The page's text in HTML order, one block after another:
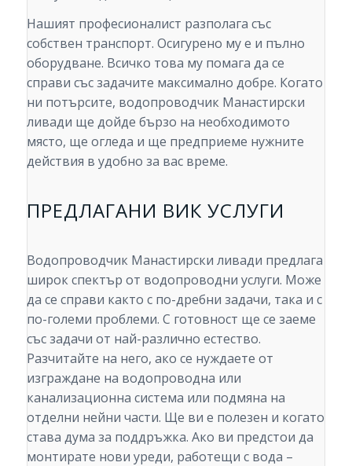
Нашият професионалист разполага със
собствен транспорт. Осигурено му е и пълно
оборудване. Всичко това му помага да се
справи със задачите максимално добре. Когато
ни потърсите, водопроводчик Манастирски
ливади ще дойде бързо на необходимото
място, ще огледа и ще предприеме нужните
действия в удобно за вас време.
ПРЕДЛАГАНИ ВИК УСЛУГИ
Водопроводчик Манастирски ливади предлага
широк спектър от водопроводни услуги. Може
да се справи както с по-дребни задачи, така и с
по-големи проблеми. С готовност ще се заеме
със задачи от най-различно естество.
Разчитайте на него, ако се нуждаете от
изграждане на водопроводна или
канализационна система или подмяна на
отделни нейни части. Ще ви е полезен и когато
става дума за поддръжка. Ако ви предстои да
монтирате нови уреди, работещи с вода –